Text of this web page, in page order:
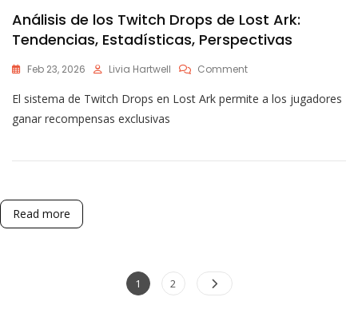
Análisis de los Twitch Drops de Lost Ark:
Tendencias, Estadísticas, Perspectivas
Feb 23, 2026 Livia Hartwell CommentOn
De
De
El sistema de Twitch Drops en Lost Ark permite a los jugadores
ganar recompensas exclusivas
Read more
Posts
Page
1 Page
2